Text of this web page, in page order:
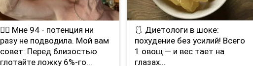
❤️‍🔥 Мне 94 - потенция ни
разу не подводила. Мой вам
совет: Перед близостью
глотайте ложку 6%-го...
🩱 Диетологи в шоке:
похудение без усилий! Всего
1 овощ — и вес тает на
глазах…